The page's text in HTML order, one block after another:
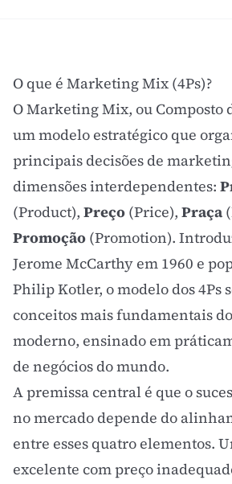
O que é Marketing Mix (4Ps)?
O Marketing Mix, ou Composto
um modelo estratégico que
principais decisões de
dimensões interdependentes:
(Product), Preço (Price), Praça
Promoção (Promotion).
Jerome McCarthy em 1960 e
Philip Kotler, o modelo dos 4Ps
conceitos mais fundamentais
moderno, ensinado em
de negócios do mundo.
A premissa central é que o
no mercado depende do
entre esses quatro elementos.
excelente com preço